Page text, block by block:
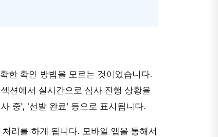
한 확인 방법을 모르는 것이었습니다.
션에서 실시간으로 심사 진행 상황을
중', '선발 완료' 등으로 표시됩니다.
리를 하게 됩니다. 모바일 앱을 통해서